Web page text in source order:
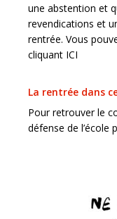
une abstention et
revendications et
rentrée. Vous
cliquant ICI
La rentrée dans
Pour retrouver le
défense de l’école